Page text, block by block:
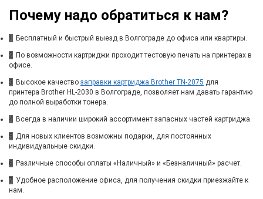
Почему надо обратиться к нам?
1 Бесплатный и быстрый выезд в Волгограде до офиса или квартиры.
2 По возможности картриджи проходит тестовую печать на принтерах в
офисе.
3 Высокое качество заправки картриджа Brother TN-2075 для
принтера Brother HL-2030 в Волгограде, позволяет нам давать гарантию
до полной выработки тонера.
4 Всегда в наличии широкий ассортимент запасных частей картриджа.
5 Для новых клиентов возможны подарки, для постоянных
индивидуальные скидки.
6 Различные способы оплаты «Наличный» и «Безналичный» расчет.
7 Удобное расположение офиса, для получения скидки приезжайте к
нам.